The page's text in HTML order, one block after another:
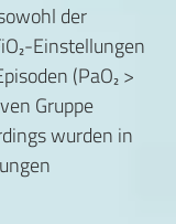
der
Einstellungen
(PaO₂ >
Gruppe
wurden in